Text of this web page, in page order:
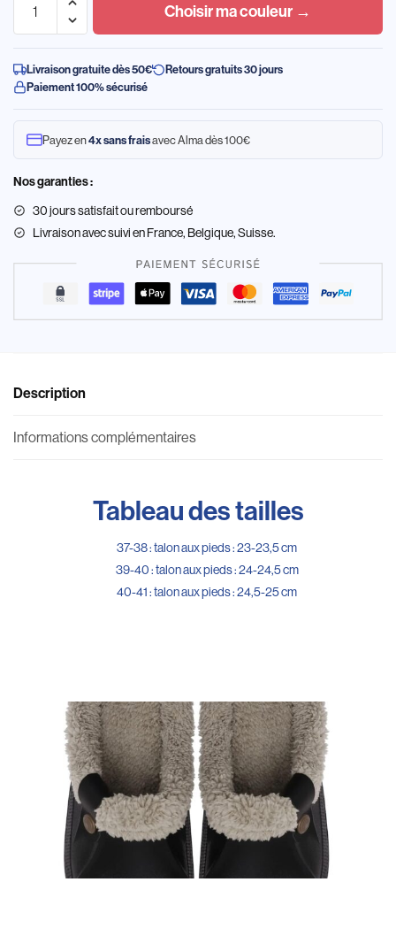
Choisir ma couleur →
Livraison gratuite dès 50€
Retours gratuits 30 jours
Paiement 100% sécurisé
Payez en4x sans fraisavec Alma dès 100€
Nos garanties :
30 jours satisfait ou remboursé
Livraisonavec suivi en France, Belgique, Suisse.
Description
Informations complémentaires
Tableau des tailles
37-38 : talon aux pieds : 23-23,5 cm
39-40 : talon aux pieds : 24-24,5 cm
40-41 : talon aux pieds : 24,5-25 cm